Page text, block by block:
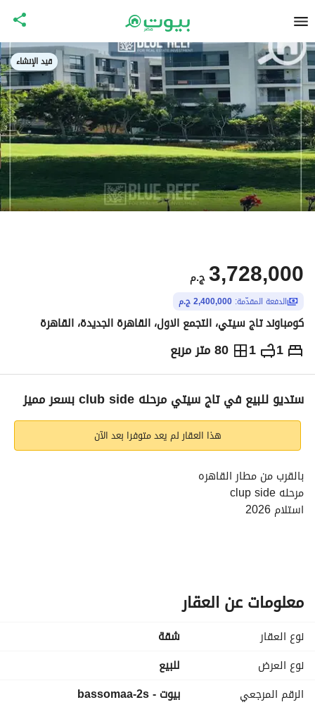
قيد الإنشاء
ج.م3,728,000
الدفعة المقدّمة: 2,400,000 ج.م
كومباوند تاج سيتي، التجمع الاول، القاهرة الجديدة، القاهرة
1
1 80 متر مربع ج.م3,728,000
الاماكن القريبة
ستديو للبيع في تاج سيتي مرحله club side بسعر مميز
هذا العقار لم يعد متوفرا بعد الآن
بالقرب من مطار القاهره
مرحله clup side
استلام 2026
السعر الاجمالي:3,728,000,جنيه
المقدم:2,400,000جنيه
===========================
خدمات ومميزات الكمبوند
حمامات سباحة متنوعة
كلوب هاوس
جيم وسبا وجاكوزي
معلومات عن العقار
نوع العقار
شقة
نوع العرض
للبيع
الرقم المرجعي
بيوت - bassomaa-2s